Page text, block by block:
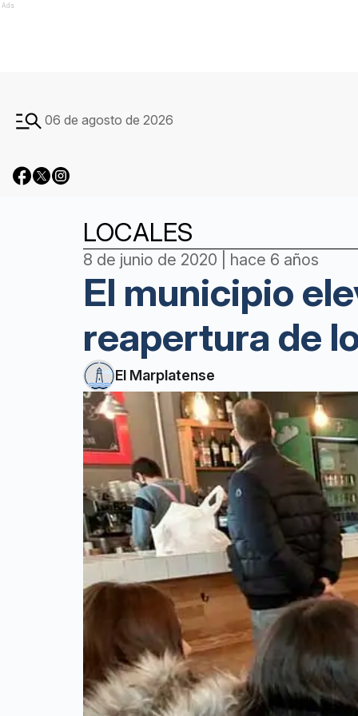
Ads
06 de agosto de 2026
LOCALES
8 de junio de 2020 | hace 6 años
El municipio
reapertura de
El Marplatense